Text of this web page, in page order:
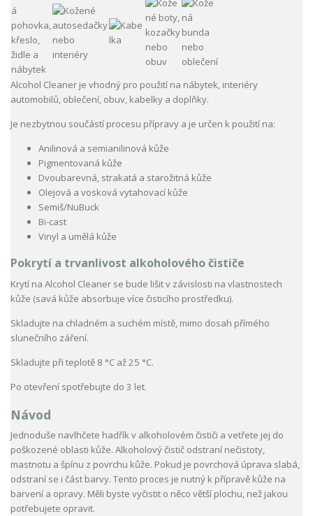
Alcohol Cleaner je vhodný pro použití na nábytek, interiéry
automobilů, oblečení, obuv, kabelky a doplňky.
Je nezbytnou součástí procesu přípravy a je určen k použití na:
Anilinová a semianilinová kůže
Pigmentovaná kůže
Dvoubarevná, strakatá a starožitná kůže
Olejová a vosková vytahovací kůže
Semiš/NuBuck
Bi-cast
Vinyl a umělá kůže
Pokrytí a trvanlivost alkoholového čističe
Krytí na Alcohol Cleaner se bude lišit v závislosti na vlastnostech
kůže (savá kůže absorbuje více čisticího prostředku).
Skladujte na chladném a suchém místě, mimo dosah přímého
slunečního záření.
Skladujte při teplotě 8 °C až 25 °C.
Po otevření spotřebujte do 3 let.
Návod
Jednoduše navlhčete hadřík v alkoholovém čističi a vetřete jej do
poškozené oblasti kůže. Alkoholový čistič odstraní nečistoty,
mastnotu a špínu z povrchu kůže. Pokud je povrchová úprava slabá,
odstraní se i část barvy. Tento proces je nutný k přípravě kůže na
barvení a opravy. Měli byste vyčistit o něco větší plochu, než jakou
potřebujete opravit.